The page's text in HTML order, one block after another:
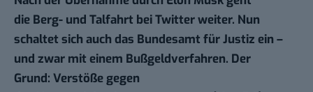
die Berg- und Talfahrt bei Twitter weiter. Nun
schaltet sich auch das Bundesamt für Justiz ein –
und zwar mit einem Bußgeldverfahren. Der
Grund: Verstöße gegen